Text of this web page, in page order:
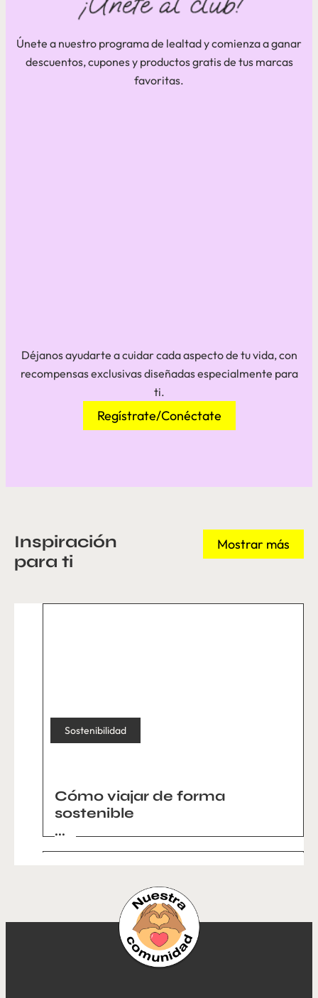
Únete a nuestro programa de lealtad y comienza a ganar
descuentos, cupones y productos gratis de tus marcas
favoritas.
Déjanos ayudarte a cuidar cada aspecto de tu vida, con
recompensas exclusivas diseñadas especialmente para
ti.
Regístrate/Conéctate
Inspiración
para ti
Mostrar más
Sostenibilidad
Cómo viajar de forma
sostenible
...